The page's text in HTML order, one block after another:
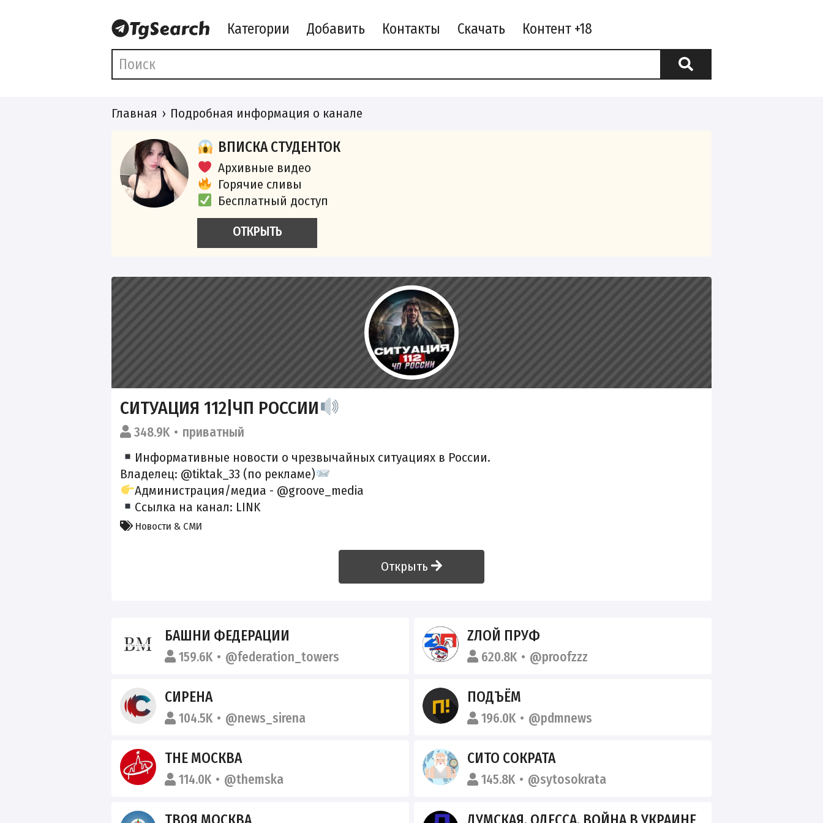
Категории Добавить Контакты Скачать
Главная Подробная информация о канале
ВПИСКА СТУДЕНТОК
Архивные видео
Горячие сливы
Бесплатный доступ
ОТКРЫТЬ
СИТУАЦИЯ 112|ЧП РОССИИ
348.9K
приватный
Информативные новости о чрезвычайных ситуациях в России.
Владелец: @tiktak_33 (по рекламе)
Администрация/медиа - @groove_media
Ссылка на канал: LINK
Новости & СМИ
Открыть
БАШНИ ФЕДЕРАЦИИ
159.6K @federation_towers
ZЛОЙ ПРУФ️
620.8K @proofzzz
СИРЕНА
104.5K @news_sirena
ПОДЪЁМ
196.0K @pdmnews
THE МОСКВА
114.0K @themska
СИТО СОКРАТА
145.8K @sytosokrata